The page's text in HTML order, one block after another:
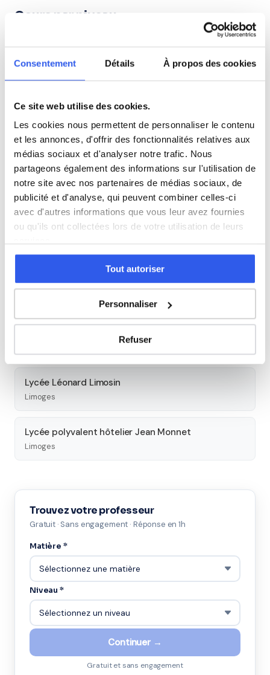
Consentement Détails À propos des cookies
Ce site web utilise des cookies.
Les cookies nous permettent de personnaliser le contenu
et les annonces, d'offrir des fonctionnalités relatives aux
médias sociaux et d'analyser notre trafic. Nous
partageons également des informations sur l'utilisation de
notre site avec nos partenaires de médias sociaux, de
publicité et d'analyse, qui peuvent combiner celles-ci
avec d'autres informations que vous leur avez fournies
ou qu'ils ont collectées lors de votre utilisation de leurs
Tout autoriser
Personnaliser
Refuser
Cours par niveau
Seconde Première Terminale
Tous les cours particuliers à Limoges
Découvrez l'ensemble de notre offre à Limoges :
les cours à Limoges →
Autres lycées à proximité
Lycée professionnel Raoul Dautry
Limoges
Lycée professionnel Saint-Exupéry
Lycée professionnel privé Saint-Jean
Lycée privé Saint-Jean
Lycée Léonard Limosin
Limoges
Lycée polyvalent hôtelier Jean Monnet
Limoges
Trouvez votre professeur
Gratuit · Sans engagement · Réponse en 1h
Matière *
Niveau *
Continuer →
Gratuit et sans engagement